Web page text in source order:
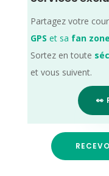
Partagez votre
GPS et sa fan zone
Sortez en toute
et vous suivent.
👀